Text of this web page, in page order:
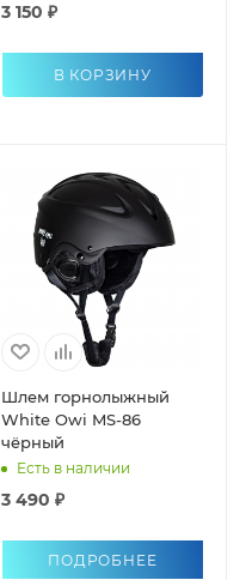
3 150 ₽
В КОРЗИНУ
Шлем горнолыжный
White Owi MS-86
чёрный
Есть в наличии
3 490 ₽
ПОДРОБНЕЕ